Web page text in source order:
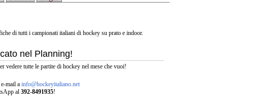
di tutti i campionati italiani di hockey su prato e indoor.
nel Planning!
vedere tutte le partite di hockey nel mese che vuoi!
mail a info@hockeyitaliano.net
al 392-8491935!